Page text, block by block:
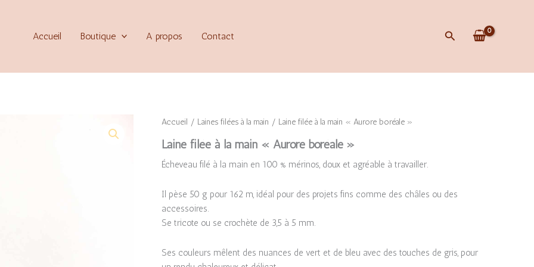
Accueil Boutique A propos Contact Rechercher
Accueil / Laines filées à la main / Laine filée à la main « Aurore boréale »
Laine filée à la main « Aurore boréale »
Écheveau filé à la main en 100 % mérinos, doux et agréable à travailler.
Il pèse 50 g pour 162 m, idéal pour des projets fins comme des châles ou des
accessoires.
Se tricote ou se crochète de 3,5 à 5 mm.
Ses couleurs mêlent des nuances de vert et de bleu avec des touches de gris, pour